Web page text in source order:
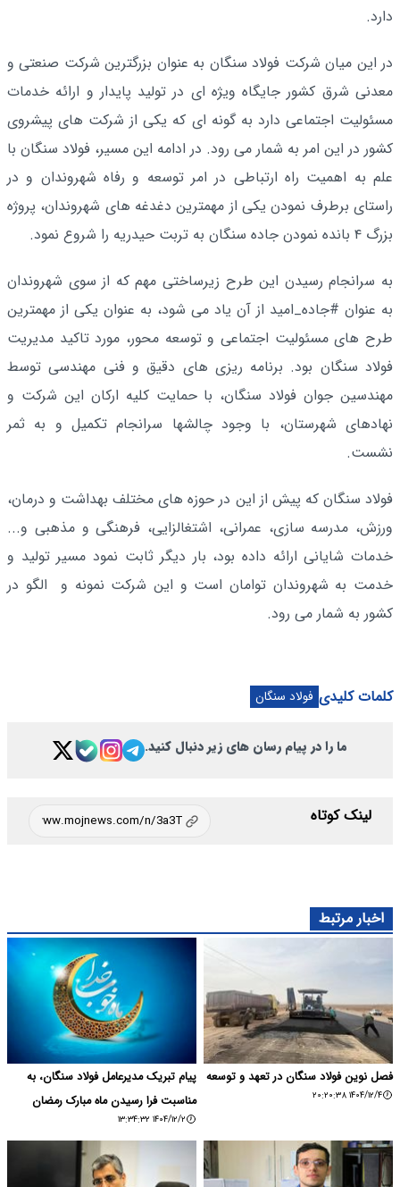
دارد.
در این میان شرکت فولاد سنگان به عنوان بزرگترین شرکت صنعتی و
معدنی شرق کشور جایگاه ویژه ای در تولید پایدار و ارائه خدمات
مسئولیت اجتماعی دارد به گونه ای که یکی از شرکت های پیشروی
کشور در این امر به شمار می رود. در ادامه این مسیر، فولاد سنگان با
علم به اهمیت راه ارتباطی در امر توسعه و رفاه شهروندان و در
راستای برطرف نمودن یکی از مهمترین دغدغه های شهروندان، پروژه
بزرگ ۴ بانده نمودن جاده سنگان به تربت حیدریه را شروع نمود.
به سرانجام رسیدن این طرح زیرساختی مهم که از سوی شهروندان
به عنوان #جاده_امید از آن یاد می شود، به عنوان یکی از مهمترین
طرح های مسئولیت اجتماعی و توسعه محور، مورد تاکید مدیریت
فولاد سنگان بود. برنامه ریزی های دقیق و فنی مهندسی توسط
مهندسین جوان فولاد سنگان، با حمایت کلیه ارکان این شرکت و
نهادهای شهرستان، با وجود چالشها سرانجام تکمیل و به ثمر
نشست.
فولاد سنگان که پیش از این در حوزه های مختلف بهداشت و درمان،
ورزش، مدرسه سازی، عمرانی، اشتغالزایی، فرهنگی و مذهبی و...
خدمات شایانی ارائه داده بود، بار دیگر ثابت نمود مسیر تولید و
خدمت به شهروندان توامان است و این شرکت نمونه و الگو در
کشور به شمار می رود.
کلمات کلیدی فولاد سنگان
ما را در پیام رسان های زیر دنبال کنید.
لینک کوتاه
اخبار مرتبط
فصل نوین فولاد سنگان در تعهد و توسعه
۱۴۰۴/۱۲/۴ ۲۰:۲۰:۳۸
پیام تبریک مدیرعامل فولاد سنگان، به
مناسبت فرا رسیدن ماه مبارک رمضان
۱۴۰۴/۱۲/۲ ۱۳:۳۴:۳۲